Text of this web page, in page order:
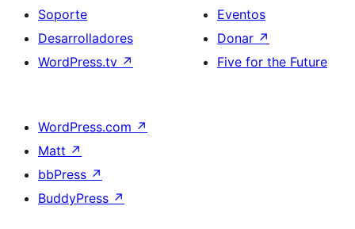
Soporte
Desarrolladores
WordPress.tv ↗
Eventos
Donar ↗
Five for the Future
WordPress.com ↗
Matt ↗
bbPress ↗
BuddyPress ↗